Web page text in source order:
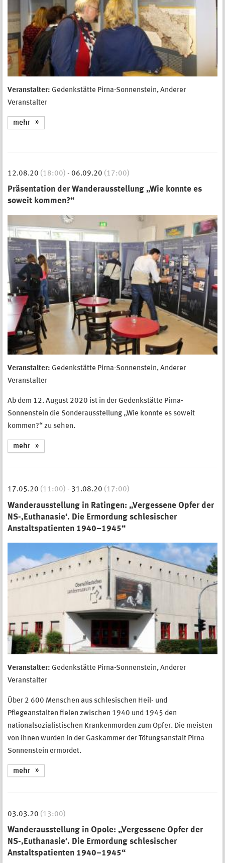
Veranstalter: Gedenkstätte Pirna-Sonnenstein, Anderer
Veranstalter
mehr
12.08.20 (18:00) - 06.09.20 (17:00)
Präsentation der Wanderausstellung „Wie konnte es
soweit kommen?“
Veranstalter: Gedenkstätte Pirna-Sonnenstein, Anderer
Veranstalter
Ab dem 12. August 2020 ist in der Gedenkstätte Pirna-
Sonnenstein die Sonderausstellung „Wie konnte es soweit
kommen?“ zu sehen.
mehr
17.05.20 (11:00) - 31.08.20 (17:00)
Wanderausstellung in Ratingen: „Vergessene Opfer der
NS-‚Euthanasie‘. Die Ermordung schlesischer
Anstaltspatienten 1940–1945“
Veranstalter: Gedenkstätte Pirna-Sonnenstein, Anderer
Veranstalter
Über 2 600 Menschen aus schlesischen Heil- und
Pflegeanstalten fielen zwischen 1940 und 1945 den
nationalsozialistischen Krankenmorden zum Opfer. Die meisten
von ihnen wurden in der Gaskammer der Tötungsanstalt Pirna-
Sonnenstein ermordet.
mehr
03.03.20 (13:00)
Wanderausstellung in Opole: „Vergessene Opfer der
NS-‚Euthanasie‘. Die Ermordung schlesischer
Anstaltspatienten 1940–1945“